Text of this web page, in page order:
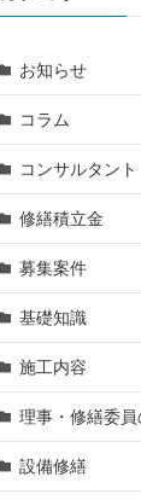
お知らせ
コラム
コンサルタント
修繕積立金
募集案件
基礎知識
施工内容
理事・修繕委員
設備修繕